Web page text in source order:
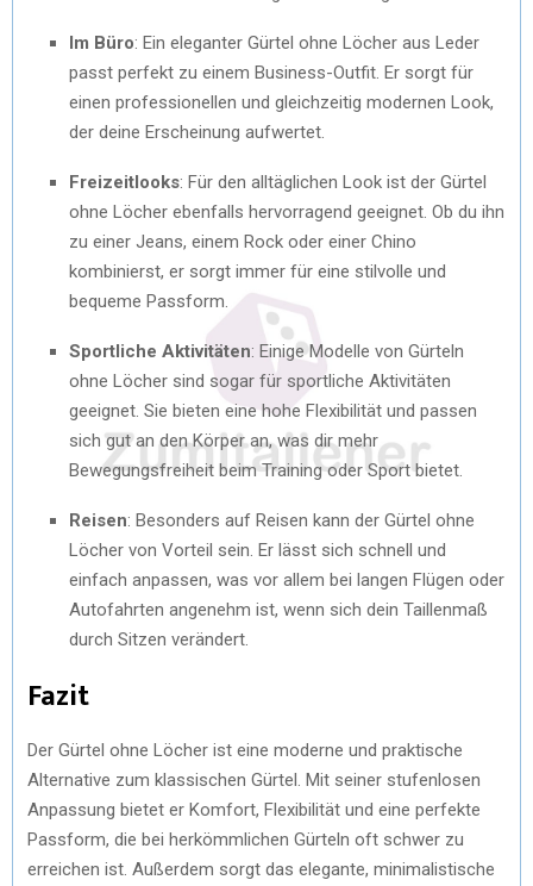
Im Büro: Ein eleganter Gürtel ohne Löcher aus Leder
passt perfekt zu einem Business-Outfit. Er sorgt für
einen professionellen und gleichzeitig modernen Look,
der deine Erscheinung aufwertet.
Freizeitlooks: Für den alltäglichen Look ist der Gürtel
ohne Löcher ebenfalls hervorragend geeignet. Ob du ihn
zu einer Jeans, einem Rock oder einer Chino
kombinierst, er sorgt immer für eine stilvolle und
bequeme Passform.
Sportliche Aktivitäten: Einige Modelle von Gürteln
ohne Löcher sind sogar für sportliche Aktivitäten
geeignet. Sie bieten eine hohe Flexibilität und passen
sich gut an den Körper an, was dir mehr
Bewegungsfreiheit beim Training oder Sport bietet.
Reisen: Besonders auf Reisen kann der Gürtel ohne
Löcher von Vorteil sein. Er lässt sich schnell und
einfach anpassen, was vor allem bei langen Flügen oder
Autofahrten angenehm ist, wenn sich dein Taillenmaß
durch Sitzen verändert.
Fazit
Der Gürtel ohne Löcher ist eine moderne und praktische
Alternative zum klassischen Gürtel. Mit seiner stufenlosen
Anpassung bietet er Komfort, Flexibilität und eine perfekte
Passform, die bei herkömmlichen Gürteln oft schwer zu
erreichen ist. Außerdem sorgt das elegante, minimalistische